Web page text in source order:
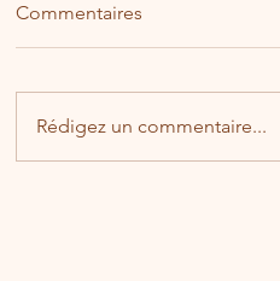
Galette de la mairie
Commentaires
Rédigez un commentaire...